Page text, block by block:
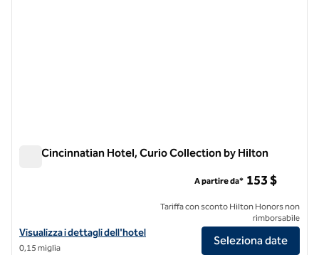
The Cincinnatian Hotel, Curio Collection by Hilton
Visualizza i dettagli dell'hotel The Cincinnatian, Curio Collection by
Visualizza i dettagli dell'hotel
0,15 miglia
A partire da* 153 $
Tariffa con sconto Hilton Honors non
rimborsabile
Seleziona date